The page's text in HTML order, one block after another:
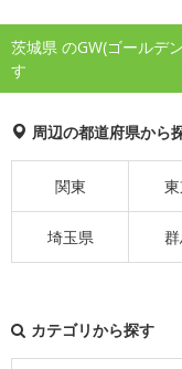
茨城県 のGW(ゴールデ
す
周辺の都道府県から
関東
埼玉県
カテゴリから探す